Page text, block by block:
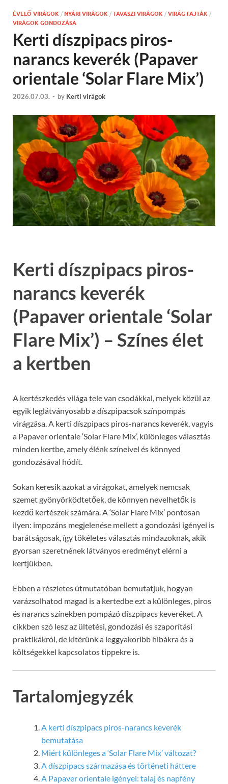
ÉVELŐ VIRÁGOK / NYÁRI VIRÁGOK / TAVASZI VIRÁGOK / VIRÁG FAJTÁK /
VIRÁGOK GONDOZÁSA
Kerti díszpipacs piros-
narancs keverék (Papaver
orientale ‘Solar Flare Mix’)
2026.07.03. - by Kerti virágok
Kerti díszpipacs piros-
narancs keverék
(Papaver orientale ‘Solar
Flare Mix’) – Színes élet
a kertben
A kertészkedés világa tele van csodákkal, melyek közül az
egyik leglátványosabb a díszpipacsok színpompás
virágzása. A kerti díszpipacs piros-narancs keverék, vagyis
a Papaver orientale ‘Solar Flare Mix’, különleges választás
minden kertbe, amely élénk színeivel és könnyed
gondozásával hódít.
Sokan keresik azokat a virágokat, amelyek nemcsak
szemet gyönyörködtetőek, de könnyen nevelhetők is
kezdő kertészek számára. A ‘Solar Flare Mix’ pontosan
ilyen: impozáns megjelenése mellett a gondozási igényei is
barátságosak, így tökéletes választás mindazoknak, akik
gyorsan szeretnének látványos eredményt elérni a
kertjükben.
Ebben a részletes útmutatóban bemutatjuk, hogyan
varázsolhatod magad is a kertedbe ezt a különleges, piros
és narancs színekben pompázó díszpipacs keveréket. A
cikkben szó lesz az ültetési, gondozási és szaporítási
praktikákról, de kitérünk a leggyakoribb hibákra és a
költségekkel kapcsolatos tippekre is.
Tartalomjegyzék
A kerti díszpipacs piros-narancs keverék
bemutatása
Miért különleges a ‘Solar Flare Mix’ változat?
A díszpipacs származása és történeti háttere
A Papaver orientale igényei: talaj és napfény